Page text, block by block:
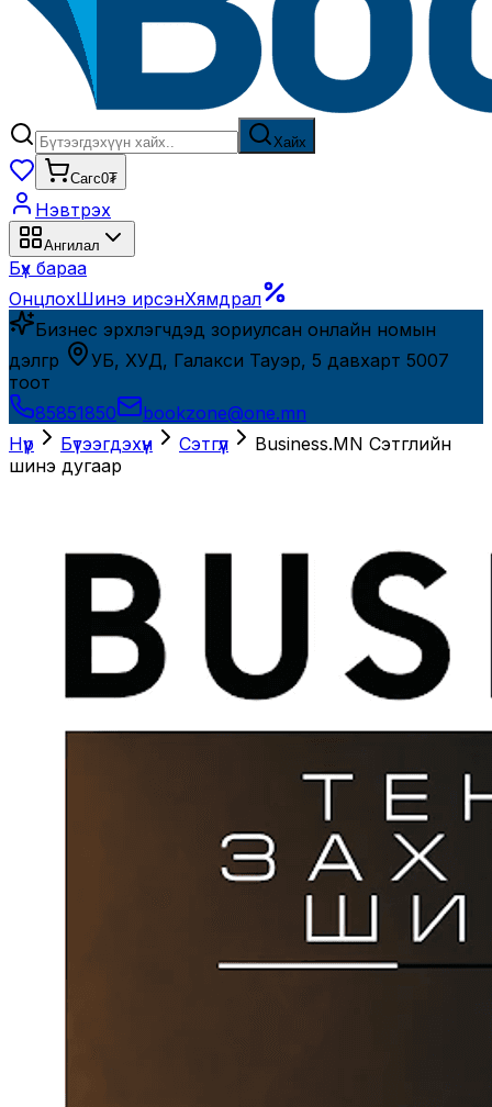
Хайх
Сагс0₮
Нэвтрэх
Ангилал
Бүх бараа
ОнцлохШинэ ирсэнХямдрал
Бизнес эрхлэгчдэд зориулсан онлайн номын
дэлгүүр
УБ, ХУД, Галакси Тауэр, 5 давхарт 5007
тоот
85851850
bookzone@one.mn
Нүүр
Бүтээгдэхүүн Сэтгүүл
Business.MN Сэтгүүлийн
шинэ дугаар